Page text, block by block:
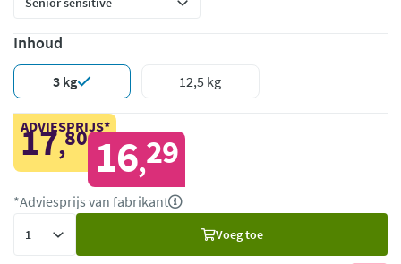
Inhoud
3 kg 12,5 kg
ADVIESPRIJS*
17,80 16,29
*Adviesprijs van fabrikant
Voeg toe